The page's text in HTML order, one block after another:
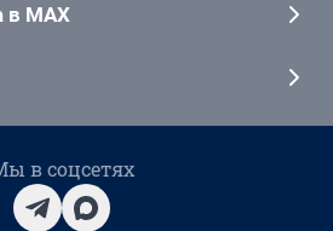
в MAX
в соцсетях